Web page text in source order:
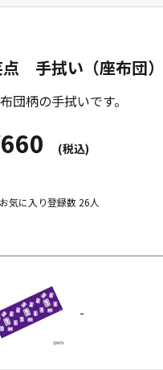
手拭い（座布団）
団柄の手拭いです。
(税込)
お気に入り登録数 26人
-